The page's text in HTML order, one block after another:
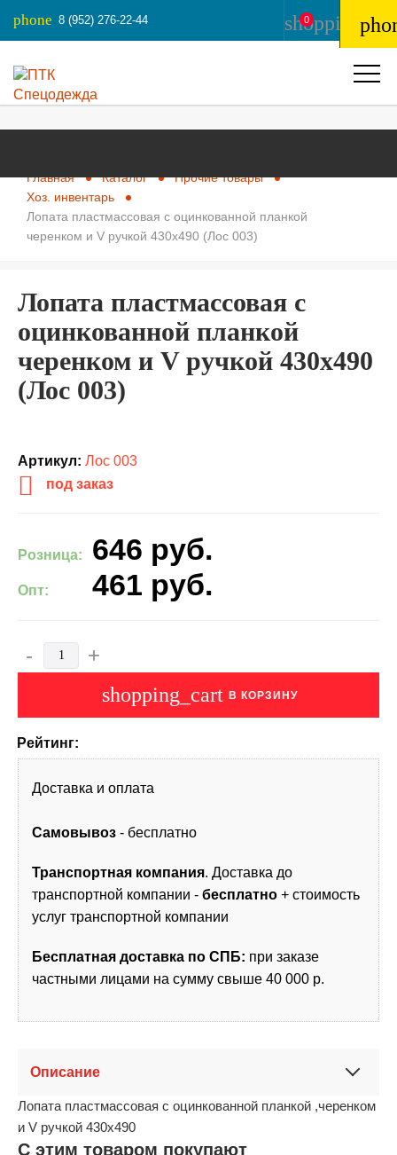
phone 8 (952) 276-22-44 0
Главная Каталог
Прочие товары
Хоз. инвентарь
Лопата пластмассовая с оцинкованной планкой
черенком и V ручкой 430х490 (Лос 003)
Лопата пластмассовая с
оцинкованной планкой
черенком и V ручкой 430х490
(Лос 003)
Артикул: Лос 003
под заказ
Розница: 646 руб.
Опт: 461 руб.
- +
shopping_cart В КОРЗИНУ
Рейтинг:
Доставка и оплата
Самовывоз - бесплатно
Транспортная компания. Доставка до
транспортной компании - бесплатно + стоимость
услуг транспортной компании
Бесплатная доставка по СПБ: при заказе
частными лицами на сумму свыше 40 000 р.
Описание
Лопата пластмассовая с оцинкованной планкой ,черенком
и V ручкой 430х490
С этим товаром покупают